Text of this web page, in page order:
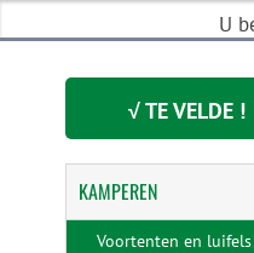
U
√ TE VELDE !
KAMPEREN
Voortenten en luifels